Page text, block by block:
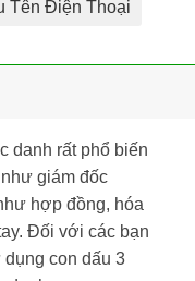
Tên Điện Thoại
danh rất phổ biến
giám đốc
hợp đồng, hóa
Đối với các bạn
con dấu 3